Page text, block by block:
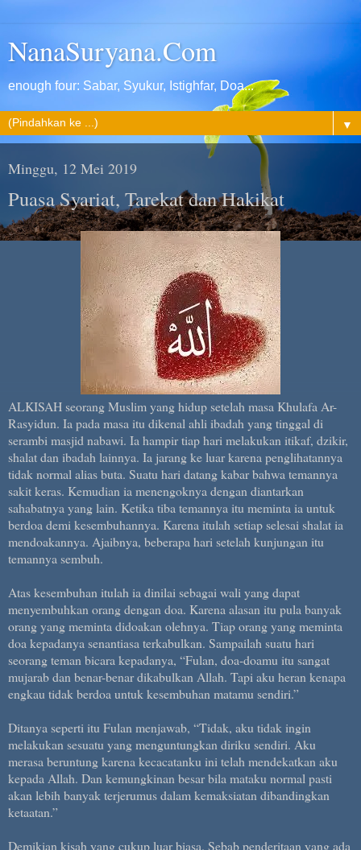
NanaSuryana.Com
enough four: Sabar, Syukur, Istighfar, Doa...
▼
Minggu, 12 Mei 2019
Puasa Syariat, Tarekat dan Hakikat
ALKISAH seorang Muslim yang hidup setelah masa Khulafa Ar-
Rasyidun. Ia pada masa itu dikenal ahli ibadah yang tinggal di
serambi masjid nabawi. Ia hampir tiap hari melakukan itikaf, dzikir,
shalat dan ibadah lainnya. Ia jarang ke luar karena penglihatannya
tidak normal alias buta. Suatu hari datang kabar bahwa temannya
sakit keras. Kemudian ia menengoknya dengan diantarkan
sahabatnya yang lain. Ketika tiba temannya itu meminta ia untuk
berdoa demi kesembuhannya. Karena itulah setiap selesai shalat ia
mendoakannya. Ajaibnya, beberapa hari setelah kunjungan itu
temannya sembuh.
Atas kesembuhan itulah ia dinilai sebagai wali yang dapat
menyembuhkan orang dengan doa. Karena alasan itu pula banyak
orang yang meminta didoakan olehnya. Tiap orang yang meminta
doa kepadanya senantiasa terkabulkan. Sampailah suatu hari
seorang teman bicara kepadanya, “Fulan, doa-doamu itu sangat
mujarab dan benar-benar dikabulkan Allah. Tapi aku heran kenapa
engkau tidak berdoa untuk kesembuhan matamu sendiri.”
Ditanya seperti itu Fulan menjawab, “Tidak, aku tidak ingin
melakukan sesuatu yang menguntungkan diriku sendiri. Aku
merasa beruntung karena kecacatanku ini telah mendekatkan aku
kepada Allah. Dan kemungkinan besar bila mataku normal pasti
akan lebih banyak terjerumus dalam kemaksiatan dibandingkan
ketaatan.”
Demikian kisah yang cukup luar biasa. Sebab penderitaan yang ada